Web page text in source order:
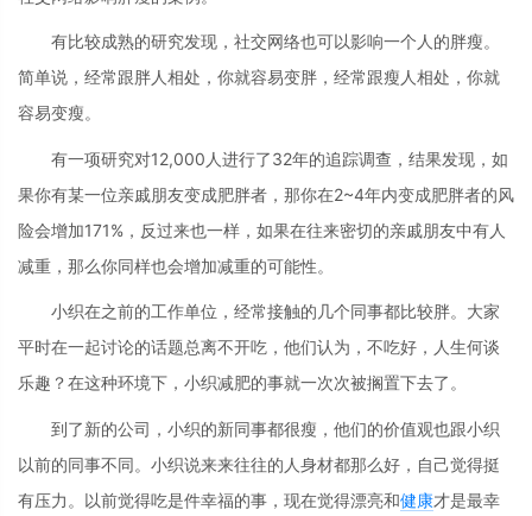
有比较成熟的研究发现，社交网络也可以影响一个人的胖瘦。
简单说，经常跟胖人相处，你就容易变胖，经常跟瘦人相处，你就
容易变瘦。
有一项研究对12,000人进行了32年的追踪调查，结果发现，如
果你有某一位亲戚朋友变成肥胖者，那你在2~4年内变成肥胖者的风
险会增加171%，反过来也一样，如果在往来密切的亲戚朋友中有人
减重，那么你同样也会增加减重的可能性。
小织在之前的工作单位，经常接触的几个同事都比较胖。大家
平时在一起讨论的话题总离不开吃，他们认为，不吃好，人生何谈
乐趣？在这种环境下，小织减肥的事就一次次被搁置下去了。
到了新的公司，小织的新同事都很瘦，他们的价值观也跟小织
以前的同事不同。小织说来来往往的人身材都那么好，自己觉得挺
有压力。以前觉得吃是件幸福的事，现在觉得漂亮和健康才是最幸